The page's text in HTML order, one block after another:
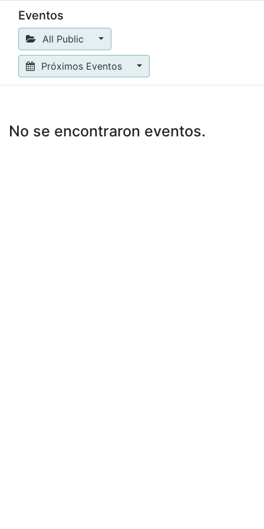
Eventos
All Public
Próximos Eventos
No se encontraron eventos.